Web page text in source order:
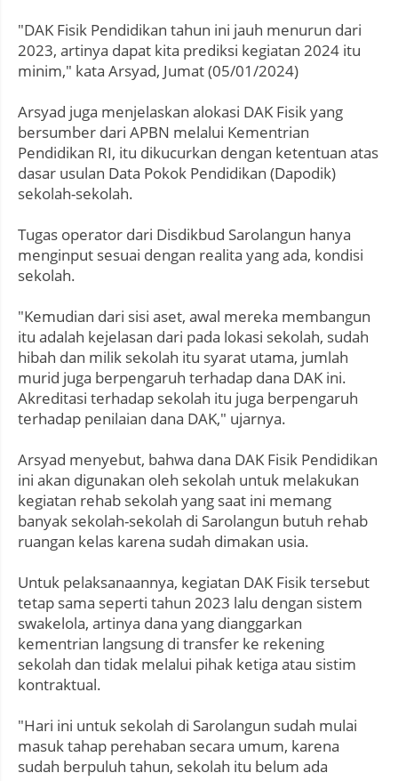
"DAK Fisik Pendidikan tahun ini jauh menurun dari
2023, artinya dapat kita prediksi kegiatan 2024 itu
minim," kata Arsyad, Jumat (05/01/2024)
Arsyad juga menjelaskan alokasi DAK Fisik yang
bersumber dari APBN melalui Kementrian
Pendidikan RI, itu dikucurkan dengan ketentuan atas
dasar usulan Data Pokok Pendidikan (Dapodik)
sekolah-sekolah.
Tugas operator dari Disdikbud Sarolangun hanya
menginput sesuai dengan realita yang ada, kondisi
sekolah.
"Kemudian dari sisi aset, awal mereka membangun
itu adalah kejelasan dari pada lokasi sekolah, sudah
hibah dan milik sekolah itu syarat utama, jumlah
murid juga berpengaruh terhadap dana DAK ini.
Akreditasi terhadap sekolah itu juga berpengaruh
terhadap penilaian dana DAK," ujarnya.
Arsyad menyebut, bahwa dana DAK Fisik Pendidikan
ini akan digunakan oleh sekolah untuk melakukan
kegiatan rehab sekolah yang saat ini memang
banyak sekolah-sekolah di Sarolangun butuh rehab
ruangan kelas karena sudah dimakan usia.
Untuk pelaksanaannya, kegiatan DAK Fisik tersebut
tetap sama seperti tahun 2023 lalu dengan sistem
swakelola, artinya dana yang dianggarkan
kementrian langsung di transfer ke rekening
sekolah dan tidak melalui pihak ketiga atau sistim
kontraktual.
"Hari ini untuk sekolah di Sarolangun sudah mulai
masuk tahap perehaban secara umum, karena
sudah berpuluh tahun, sekolah itu belum ada